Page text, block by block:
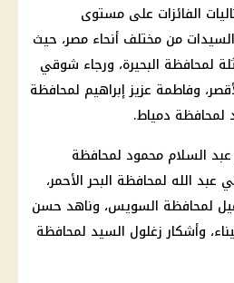
الفائزات على مستوى
من مختلف أنحاء مصر، حيث
لمحافظة البحيرة، ورجاء شوقي
وفاطمة عزيز إبراهيم لمحافظة
لمحافظة دمياط.
السلام محمود لمحافظة
الله لمحافظة البحر الأحمر،
لمحافظة السويس، وناهد حسن
وأشكار زغلول السيد لمحافظة